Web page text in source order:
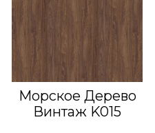
Морское Дерево
Винтаж K015